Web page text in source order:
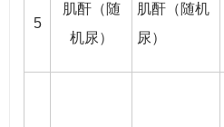
5
肌酐（随
机尿）
肌酐（随机
尿）